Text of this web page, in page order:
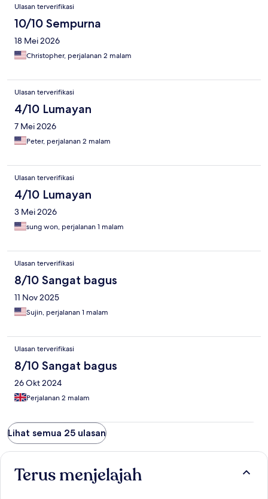
Ulasan terverifikasi
10/10 Sempurna
18 Mei 2026
Christopher, perjalanan 2 malam
Ulasan terverifikasi
4/10 Lumayan
7 Mei 2026
Peter, perjalanan 2 malam
Ulasan terverifikasi
4/10 Lumayan
3 Mei 2026
sung won, perjalanan 1 malam
Ulasan terverifikasi
8/10 Sangat bagus
11 Nov 2025
Sujin, perjalanan 1 malam
Ulasan terverifikasi
8/10 Sangat bagus
26 Okt 2024
Perjalanan 2 malam
Lihat semua 25 ulasan
Terus menjelajah